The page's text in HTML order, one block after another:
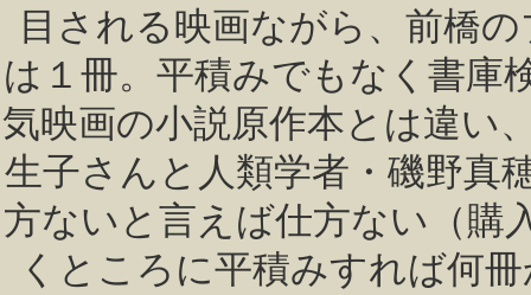
目される映画ながら、前橋
は１冊。平積みでもなく書庫
気映画の小説原作本とは違い
生子さんと人類学者・磯野真
方ないと言えば仕方ない（購
くところに平積みすれば何